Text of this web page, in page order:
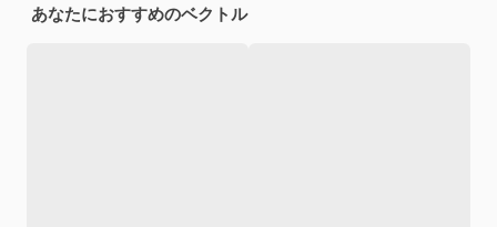
あなたにおすすめのベクトル